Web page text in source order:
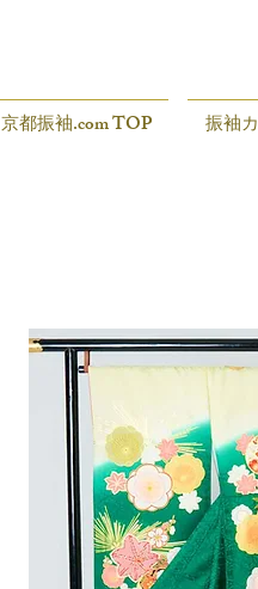
京都振袖.com TOP 振袖